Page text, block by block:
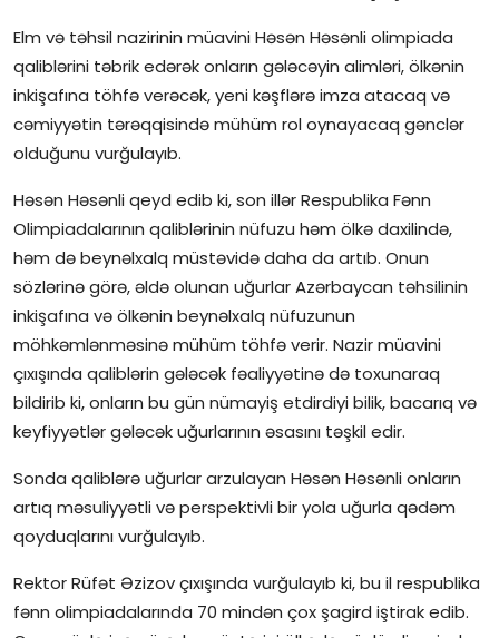
Elm və təhsil nazirinin müavini Həsən Həsənli olimpiada
qaliblərini təbrik edərək onların gələcəyin alimləri, ölkənin
inkişafına töhfə verəcək, yeni kəşflərə imza atacaq və
cəmiyyətin tərəqqisində mühüm rol oynayacaq gənclər
olduğunu vurğulayıb.
Həsən Həsənli qeyd edib ki, son illər Respublika Fənn
Olimpiadalarının qaliblərinin nüfuzu həm ölkə daxilində,
həm də beynəlxalq müstəvidə daha da artıb. Onun
sözlərinə görə, əldə olunan uğurlar Azərbaycan təhsilinin
inkişafına və ölkənin beynəlxalq nüfuzunun
möhkəmlənməsinə mühüm töhfə verir. Nazir müavini
çıxışında qaliblərin gələcək fəaliyyətinə də toxunaraq
bildirib ki, onların bu gün nümayiş etdirdiyi bilik, bacarıq və
keyfiyyətlər gələcək uğurlarının əsasını təşkil edir.
Sonda qaliblərə uğurlar arzulayan Həsən Həsənli onların
artıq məsuliyyətli və perspektivli bir yola uğurla qədəm
qoyduqlarını vurğulayıb.
Rektor Rüfət Əzizov çıxışında vurğulayıb ki, bu il respublika
fənn olimpiadalarında 70 mindən çox şagird iştirak edib.